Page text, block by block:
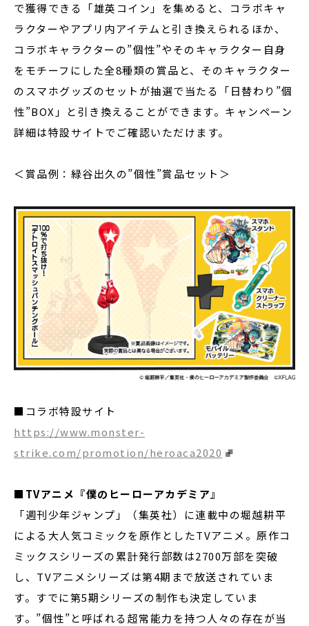
で獲得できる「雄英コイン」を集めると、コラボキャ
ラクターやアプリ内アイテムと引き換えられるほか、
コラボキャラクターの”個性”やそのキャラクター自身
をモチーフにした全8種類の賞品と、そのキャラクター
のスマホグッズのセットが抽選で当たる「日替わり”個
性”BOX」と引き換えることができます。キャンペーン
詳細は特設サイトでご確認いただけます。
＜賞品例：緑谷出久の”個性”賞品セット＞
■コラボ特設サイト
https://www.monster-
strike.com/promotion/heroaca2020
■TVアニメ『僕のヒーローアカデミア』
「週刊少年ジャンプ」（集英社）に連載中の堀越耕平
による大人気コミックを原作としたTVアニメ。原作コ
ミックスシリーズの累計発行部数は2700万部を突破
し、TVアニメシリーズは第4期まで放送されていま
す。すでに第5期シリーズの制作も決定していま
す。”個性”と呼ばれる超常能力を持つ人々の存在が当